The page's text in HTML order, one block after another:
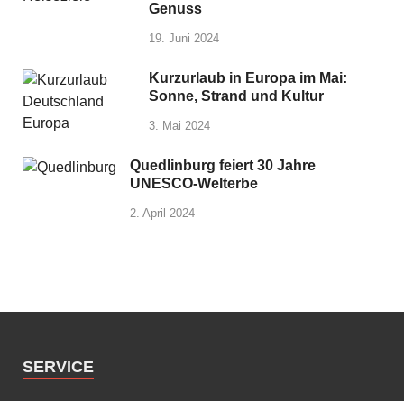
Genuss
19. Juni 2024
Kurzurlaub in Europa im Mai:
Sonne, Strand und Kultur
3. Mai 2024
Quedlinburg feiert 30 Jahre
UNESCO-Welterbe
2. April 2024
SERVICE